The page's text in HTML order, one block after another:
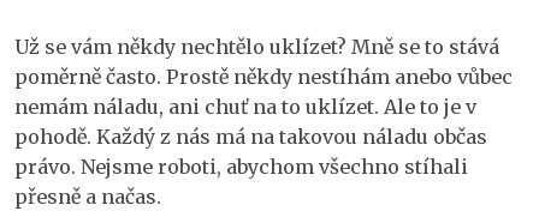
Už se vám někdy nechtělo uklízet? Mně se to stává
poměrně často. Prostě někdy nestíhám anebo vůbec
nemám náladu, ani chuť na to uklízet. Ale to je v
pohodě. Každý z nás má na takovou náladu občas
právo. Nejsme roboti, abychom všechno stíhali
přesně a načas.